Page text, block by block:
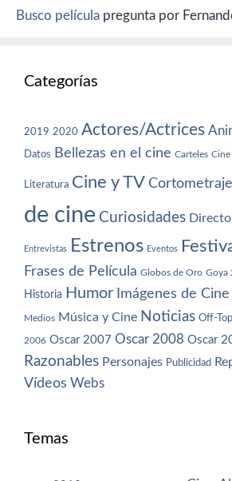
Busco película pregunta por
Categorías
2019 2020 Actores/Actrices
Datos Bellezas en el cine Carteles Cine
Literatura Cine y TV
de cine Curiosidades
Entrevistas Estrenos Eventos
Frases de Película Globos de Oro Goya
Historia Humor Imágenes de Cine
Medios Música y Cine Noticias Off-
2006 Oscar 2007 Oscar 2008 Oscar
Razonables Personajes Publicidad
Vídeos Webs
Temas